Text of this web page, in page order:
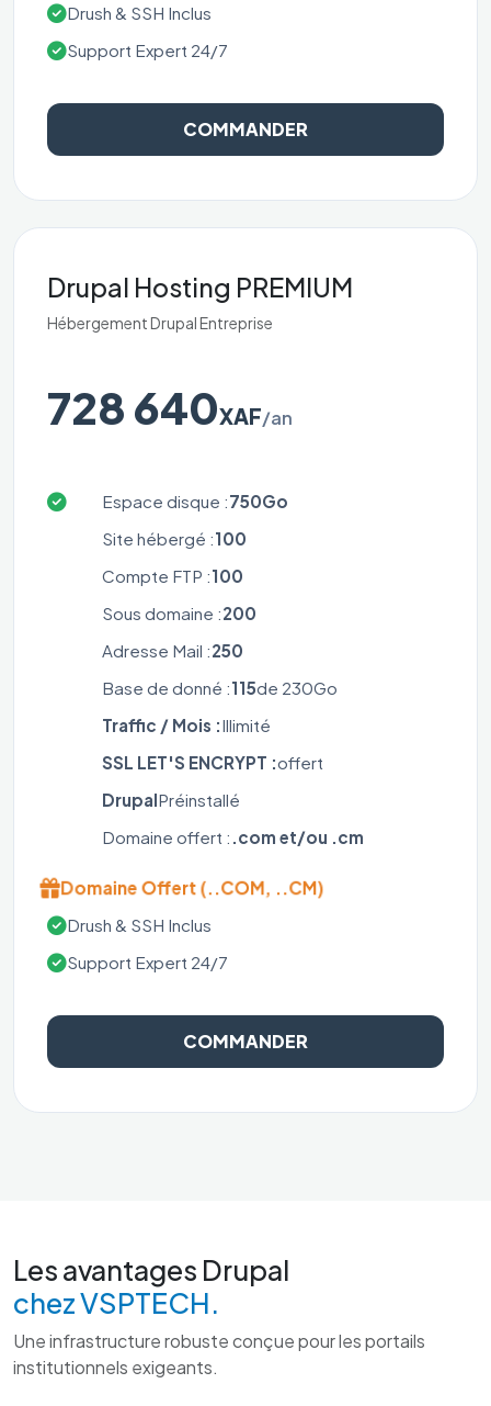
Drush & SSH Inclus
Support Expert 24/7
COMMANDER
Drupal Hosting PREMIUM
Hébergement Drupal Entreprise
728 640XAF/an
Espace disque :750Go
Site hébergé :100
Compte FTP :100
Sous domaine :200
Adresse Mail :250
Base de donné :115de 230Go
Traffic / Mois :Illimité
SSL LET'S ENCRYPT :offert
DrupalPréinstallé
Domaine offert : .com et/ou .cm
Domaine Offert (..COM, ..CM)
Drush & SSH Inclus
Support Expert 24/7
COMMANDER
Les avantages Drupal
chez VSPTECH.
Une infrastructure robuste conçue pour les portails
institutionnels exigeants.